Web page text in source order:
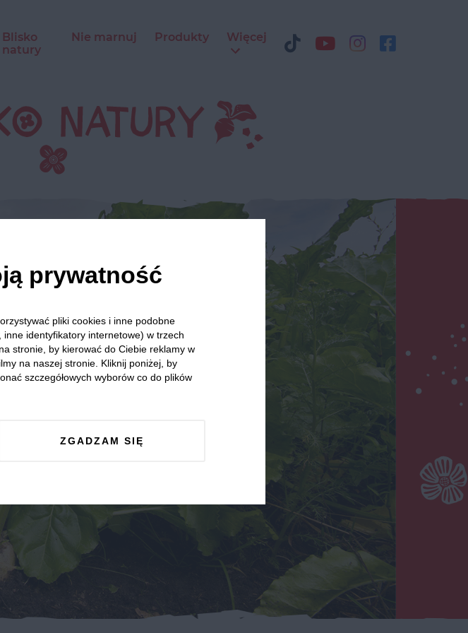
Blisko
natury
Nie marnuj Produkty Więcej
prywatność
pliki cookies i inne podobne
identyfikatory internetowe) w trzech
stronie, by kierować do Ciebie reklamy w
na naszej stronie. Kliknij poniżej, by
szczegółowych wyborów co do plików
ZGADZAM SIĘ